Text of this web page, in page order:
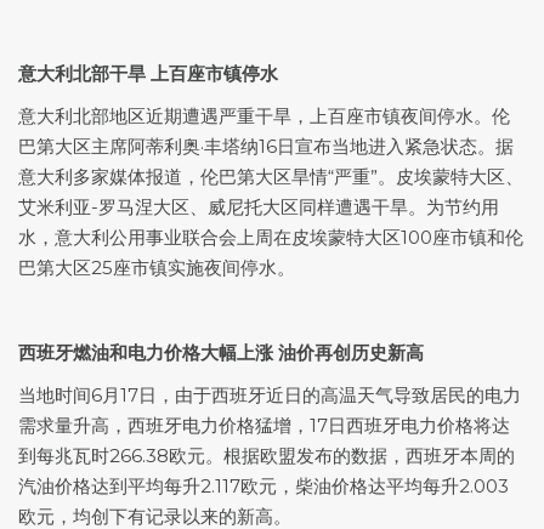
意大利北部干旱 上百座市镇停水
意大利北部地区近期遭遇严重干旱，上百座市镇夜间停水。伦
巴第大区主席阿蒂利奥·丰塔纳16日宣布当地进入紧急状态。据
意大利多家媒体报道，伦巴第大区旱情“严重”。皮埃蒙特大区、
艾米利亚-罗马涅大区、威尼托大区同样遭遇干旱。为节约用
水，意大利公用事业联合会上周在皮埃蒙特大区100座市镇和伦
巴第大区25座市镇实施夜间停水。
西班牙燃油和电力价格大幅上涨 油价再创历史新高
当地时间6月17日，由于西班牙近日的高温天气导致居民的电力
需求量升高，西班牙电力价格猛增，17日西班牙电力价格将达
到每兆瓦时266.38欧元。根据欧盟发布的数据，西班牙本周的
汽油价格达到平均每升2.117欧元，柴油价格达平均每升2.003
欧元，均创下有记录以来的新高。